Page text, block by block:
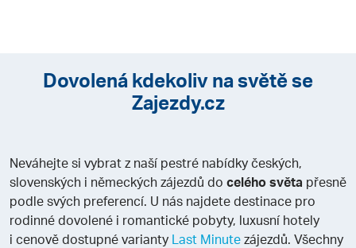
Dovolená kdekoliv na světě se
Zajezdy.cz
Neváhejte si vybrat z naší pestré nabídky českých,
slovenských i německých zájezdů do celého světa přesně
podle svých preferencí. U nás najdete destinace pro
rodinné dovolené i romantické pobyty, luxusní hotely
i cenově dostupné varianty Last Minutezájezdů. Všechny